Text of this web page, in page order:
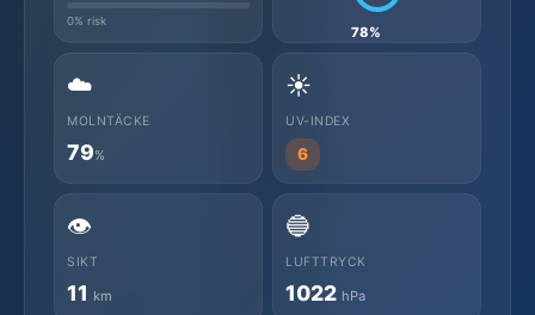
0% risk
78%
☁️
MOLNTÄCKE
79%
☀️
UV-INDEX
6
👁️
SIKT
11 km
🔵
LUFTTRYCK
1022 hPa